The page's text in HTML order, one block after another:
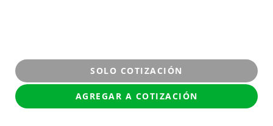
SOLO COTIZACIÓN
AGREGAR A COTIZACIÓN